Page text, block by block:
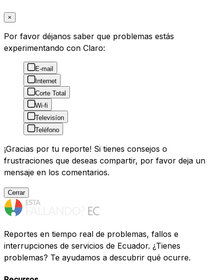
×
Por favor déjanos saber que problemas estás
experimentando con Claro:
E-mail
Internet
Corte Total
Wi-fi
Televisíon
Teléfono
¡Gracias por tu reporte! Si tienes consejos o
frustraciones que deseas compartir, por favor deja un
mensaje en los comentarios.
Cerrar
Reportes en tiempo real de problemas, fallos e
interrupciones de servicios de Ecuador. ¿Tienes
problemas? Te ayudamos a descubrir qué ocurre.